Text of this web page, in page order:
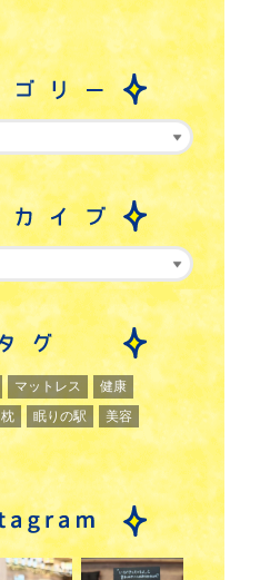
マットレス
健康
枕 眠りの駅
美容